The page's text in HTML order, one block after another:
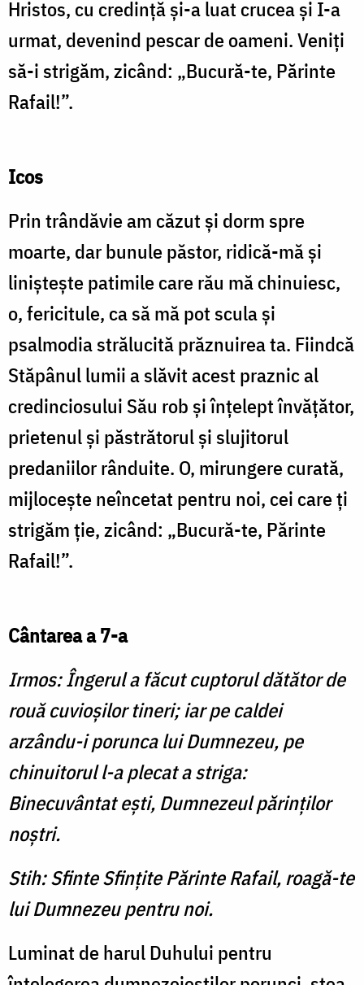
Hristos, cu credință și-a luat crucea și I-a
urmat, devenind pescar de oameni. Veniți
să-i strigăm, zicând: „Bucură-te, Părinte
Rafail!”.
Icos
Prin trândăvie am căzut și dorm spre
moarte, dar bunule păstor, ridică-mă și
liniștește patimile care rău mă chinuiesc,
o, fericitule, ca să mă pot scula și
psalmodia strălucită prăznuirea ta. Fiindcă
Stăpânul lumii a slăvit acest praznic al
credinciosului Său rob și înțelept învățător,
prietenul și păstrătorul și slujitorul
predaniilor rânduite. O, mirungere curată,
mijlocește neîncetat pentru noi, cei care ți
strigăm ție, zicând: „Bucură-te, Părinte
Rafail!”.
Cântarea a 7-a
Irmos: Îngerul a făcut cuptorul dătător de
rouă cuvioșilor tineri; iar pe caldei
arzându-i porunca lui Dumnezeu, pe
chinuitorul l-a plecat a striga:
Binecuvântat ești, Dumnezeul părinților
noștri.
Stih: Sfinte Sfințite Părinte Rafail, roagă-te
lui Dumnezeu pentru noi.
Luminat de harul Duhului pentru